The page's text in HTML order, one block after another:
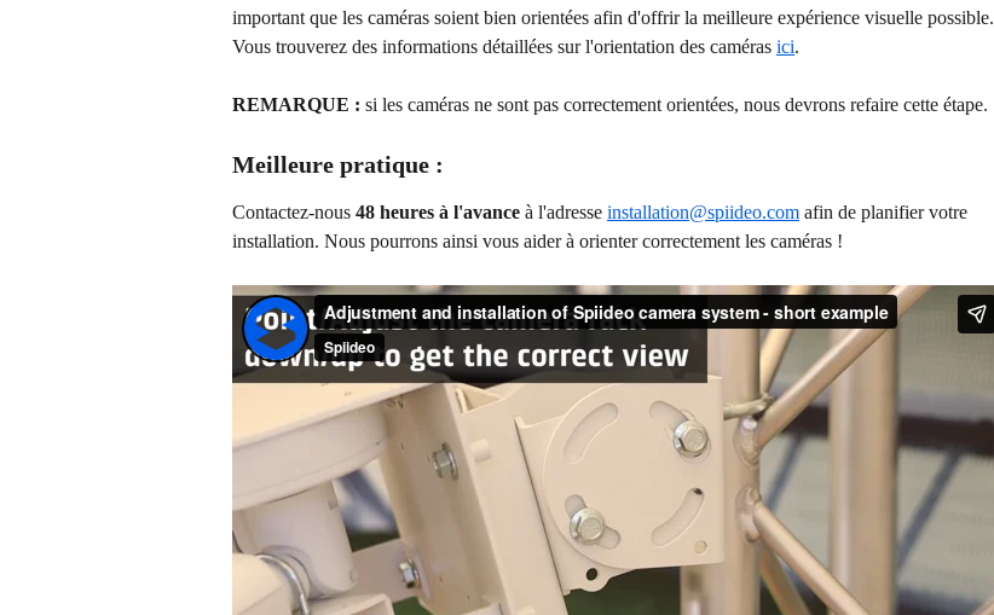
important que les caméras soient bien orientées afin d'offrir la meilleure expérience visuelle possible.
Vous trouverez des informations détaillées sur l'orientation des caméras ici.
REMARQUE : si les caméras ne sont pas correctement orientées, nous devrons refaire cette étape.
Meilleure pratique :
Contactez-nous 48 heures à l'avance à l'adresse installation@spiideo.com afin de planifier votre
installation. Nous pourrons ainsi vous aider à orienter correctement les caméras !